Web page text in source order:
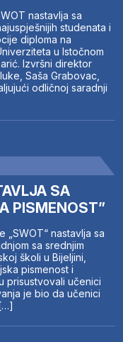
nastavlja sa
studenata i
diploma na
u Istočnom
Izvršni direktor
Saša Grabovac,
odličnoj saradnji
SA
PISMENOST”
nastavlja sa
sa srednjim
školi u Bijeljini,
pismenost i
prisustvovali učenici
je bio da učenici